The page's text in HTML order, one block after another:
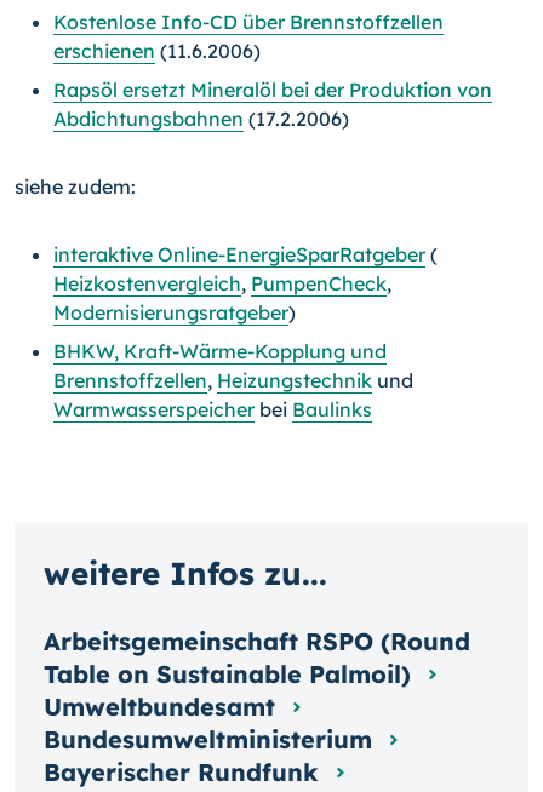
Kostenlose Info-CD über Brennstoffzellen
erschienen (11.6.2006)
Rapsöl ersetzt Mineralöl bei der Produktion von
Abdichtungsbahnen (17.2.2006)
siehe zudem:
interaktive Online-EnergieSparRatgeber(
Heizkostenvergleich, PumpenCheck,
Modernisierungsratgeber)
BHKW, Kraft-Wärme-Kopplung und
Brennstoffzellen, Heizungstechnik und
Warmwasserspeicherbei Baulinks
weitere Infos zu...
Arbeitsgemeinschaft RSPO (Round
Table on Sustainable Palmoil)
Umweltbundesamt
Bundesumweltministerium
Bayerischer Rundfunk